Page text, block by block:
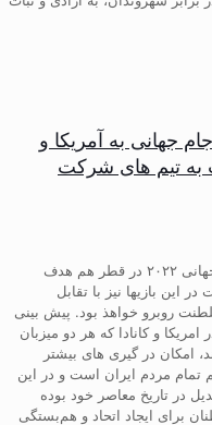
جهانی به آمریکا و
به تیم های شرکت
گودرز اقتداری: تیم ملی همانگونه که در جام جهانی ۲۰۲۲ در قطر هم هدف
این بازیها نیز با تقابل
روبرو خواهذ بود. پیش بینی
و کانادا که هر دو میزبان
امکان در گیری های بیشتر
تمام مردم ایران است و در این
در تاریخ معاصر خود بوده
برای ایجاد اتحاد و هم‌بستگی